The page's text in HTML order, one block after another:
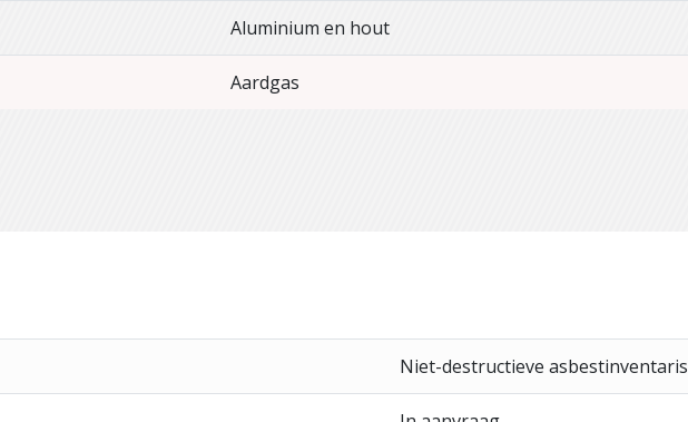
Aluminium en hout
Aardgas
Niet-destructieve asbestinventaris